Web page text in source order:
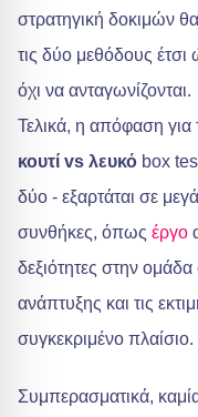
στρατηγική δοκιμών
τις δύο μεθόδους
όχι να ανταγωνίζονται.
Τελικά, η απόφαση για
κουτί vs λευκό box
δύο - εξαρτάται σε
συνθήκες, όπως έργο
δεξιότητες στην
ανάπτυξης και τις
συγκεκριμένο πλαίσιο.
Συμπερασματικά,